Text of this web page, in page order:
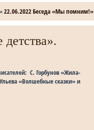
22.06.2022 Беседа «Мы помним!»
С. Горбунов «Жила-
«Волшебные сказки» и